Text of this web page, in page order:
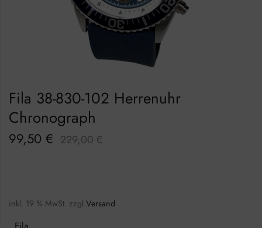
Fila 38-830-102 Herrenuhr
Chronograph
99,50 € 229,00€
inkl. 19 % MwSt. zzgl.Versand